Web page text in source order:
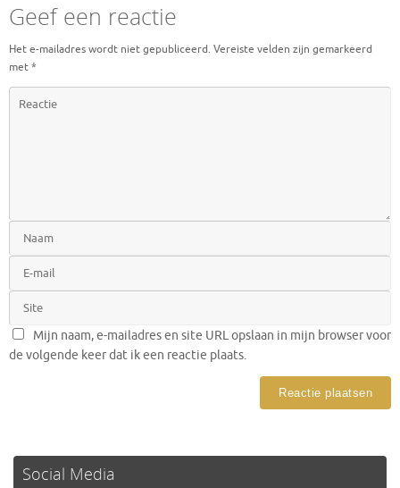
Geef een reactie
Het e-mailadres wordt niet gepubliceerd. Vereiste velden zijn gemarkeerd
met*
Mijn naam, e-mailadres en site URL opslaan in mijn browser voor
de volgende keer dat ik een reactie plaats.
Social Media